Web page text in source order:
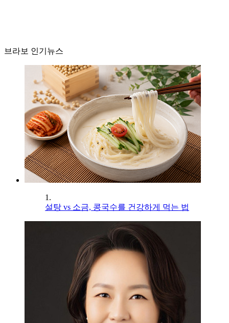
브라보 인기뉴스
1.
설탕 vs 소금, 콩국수를 건강하게 먹는 법